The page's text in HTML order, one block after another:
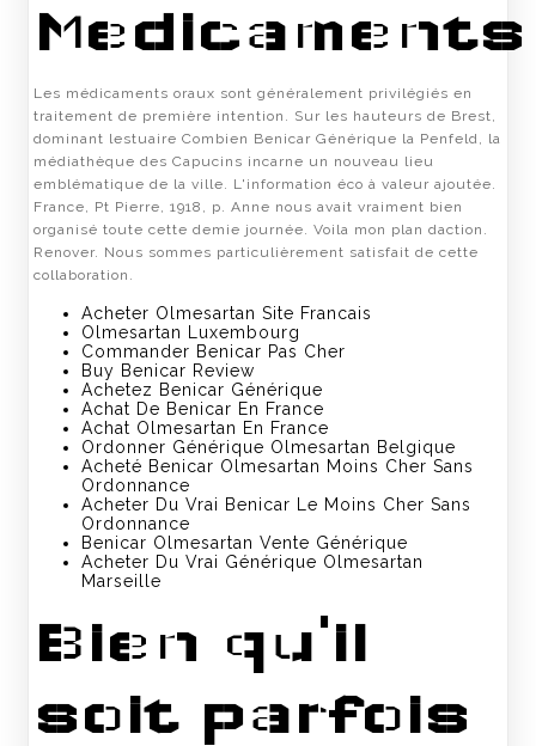
Medicaments
Les médicaments oraux sont généralement privilégiés en
traitement de première intention. Sur les hauteurs de Brest,
dominant lestuaire Combien Benicar Générique la Penfeld, la
médiathèque des Capucins incarne un nouveau lieu
emblématique de la ville. L'information éco à valeur ajoutée.
France, Pt Pierre, 1918, p. Anne nous avait vraiment bien
organisé toute cette demie journée. Voila mon plan daction.
Renover. Nous sommes particulièrement satisfait de cette
collaboration.
Acheter Olmesartan Site Francais
Olmesartan Luxembourg
Commander Benicar Pas Cher
Buy Benicar Review
Achetez Benicar Générique
Achat De Benicar En France
Achat Olmesartan En France
Ordonner Générique Olmesartan Belgique
Acheté Benicar Olmesartan Moins Cher Sans
Ordonnance
Acheter Du Vrai Benicar Le Moins Cher Sans
Ordonnance
Benicar Olmesartan Vente Générique
Acheter Du Vrai Générique Olmesartan
Marseille
Bien qu'il
soit parfois